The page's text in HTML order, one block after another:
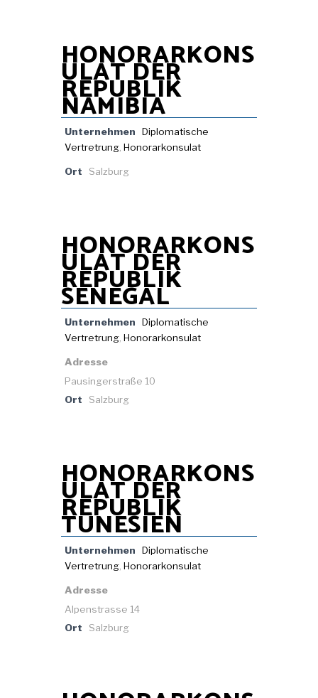
HONORARKONS
ULAT DER
REPUBLIK
NAMIBIA
Unternehmen
Diplomatische
Vertretrung, Honorarkonsulat
Ort Salzburg
HONORARKONS
ULAT DER
REPUBLIK
SENEGAL
Unternehmen
Diplomatische
Vertretrung, Honorarkonsulat
Adresse
Pausingerstraße 10
Ort
Salzburg
HONORARKONS
ULAT DER
REPUBLIK
TUNESIEN
Unternehmen
Diplomatische
Vertretrung, Honorarkonsulat
Adresse
Alpenstrasse 14
Ort
Salzburg